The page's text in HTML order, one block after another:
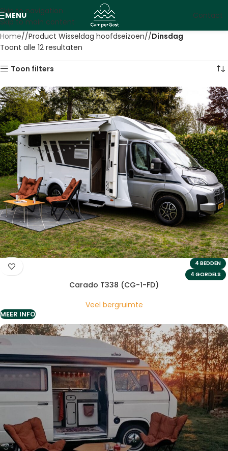
Skip to navigation
Skip to main content
MENU Contact
Home/ Product Wisseldag hoofdseizoen/ Dinsdag
Toont alle 12 resultaten
Toon filters
4 BEDDEN
4 GORDELS
Carado T338 (CG-1-FD)
Veel bergruimte
MEER INFO